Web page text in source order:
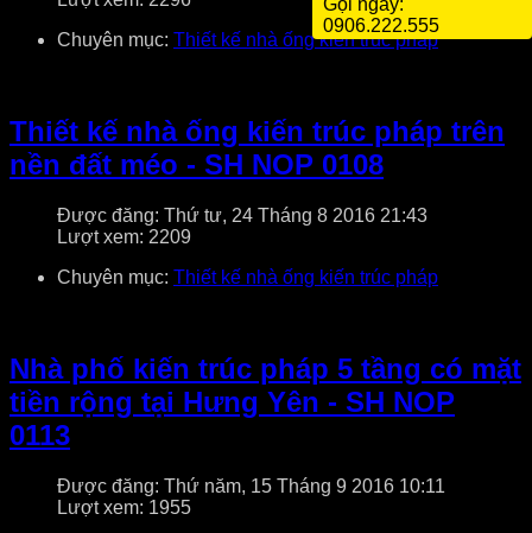
Chuyên mục: Thiết kế nhà ống kiến trúc pháp
Thiết kế nhà ống kiến trúc pháp trên
nền đất méo - SH NOP 0108
Được đăng: Thứ tư, 24 Tháng 8 2016 21:43
Lượt xem: 2209
Chuyên mục: Thiết kế nhà ống kiến trúc pháp
Nhà phố kiến trúc pháp 5 tầng có mặt
tiền rộng tại Hưng Yên - SH NOP
0113
Được đăng: Thứ năm, 15 Tháng 9 2016 10:11
Lượt xem: 1955
Gọi ngay:
0906.222.555